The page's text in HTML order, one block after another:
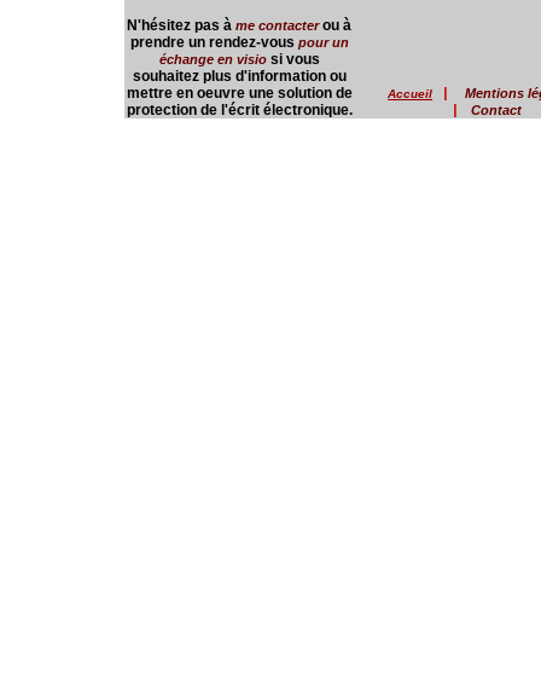
N'hésitez pas à me contacterou à
prendre un rendez-vous pour un
échange en visio si vous
souhaitez plus d'information ou
mettre en oeuvre une solution de
protection de l'écrit électronique.
Accueil Mentions
Contact